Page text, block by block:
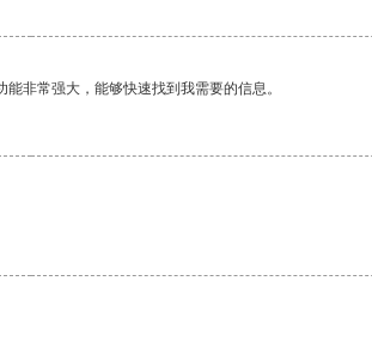
非常强大，能够快速找到我需要的信息。